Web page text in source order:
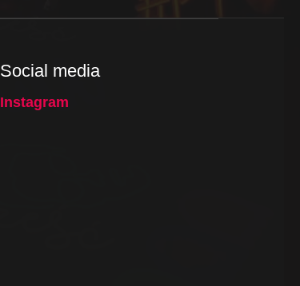
Social media
Instagram